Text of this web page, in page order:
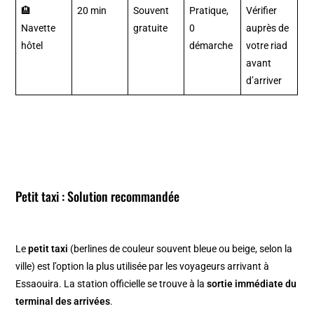
🏨
Navette
hôtel
20 min
Souvent
gratuite
Pratique,
0
démarche
Vérifier
auprès de
votre riad
avant
d’arriver
Petit taxi : Solution recommandée
Lepetit taxi (berlines de couleur souvent bleue ou beige, selon la
ville) est l’option la plus utilisée par les voyageurs arrivant à
Essaouira. La station officielle se trouve à lasortie immédiate du
terminal des arrivées.